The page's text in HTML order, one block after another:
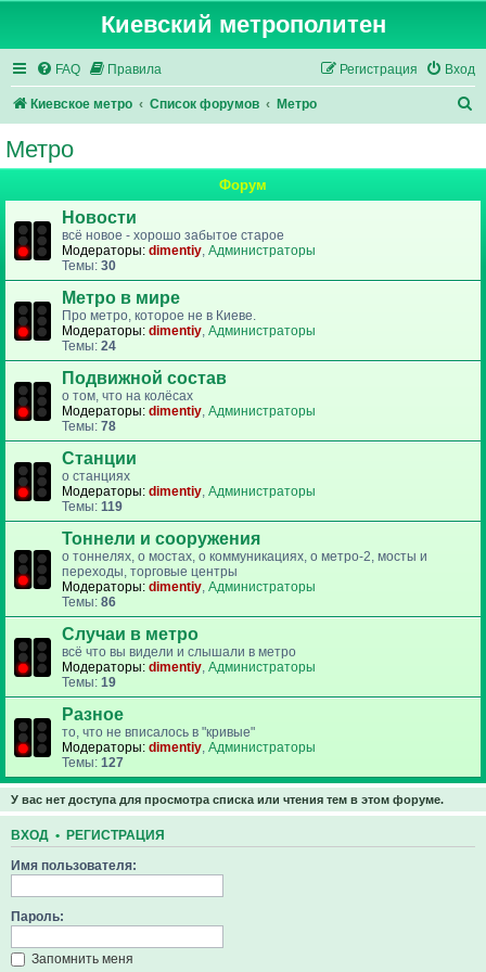
Киевский метрополитен
FAQ Правила Вход
Регистрация
Киевское метро Список форумов Метро
Метро
Форум
Новости
всё новое - хорошо забытое старое
Модераторы: dimentiy, Администраторы
Темы: 30
Метро в мире
Про метро, которое не в Киеве.
Модераторы: dimentiy, Администраторы
Темы: 24
Подвижной состав
о том, что на колёсах
Модераторы: dimentiy, Администраторы
Темы: 78
Станции
о станциях
Модераторы: dimentiy, Администраторы
Темы: 119
Тоннели и сооружения
о тоннелях, о мостах, о коммуникациях, о метро-2, мосты и
переходы, торговые центры
Модераторы: dimentiy, Администраторы
Темы: 86
Случаи в метро
всё что вы видели и слышали в метро
Модераторы: dimentiy, Администраторы
Темы: 19
Разное
то, что не вписалось в "кривые"
Модераторы: dimentiy, Администраторы
Темы: 127
У вас нет доступа для просмотра списка или чтения тем в этом форуме.
ВХОД • РЕГИСТРАЦИЯ
Имя пользователя:
Пароль:
Запомнить меня